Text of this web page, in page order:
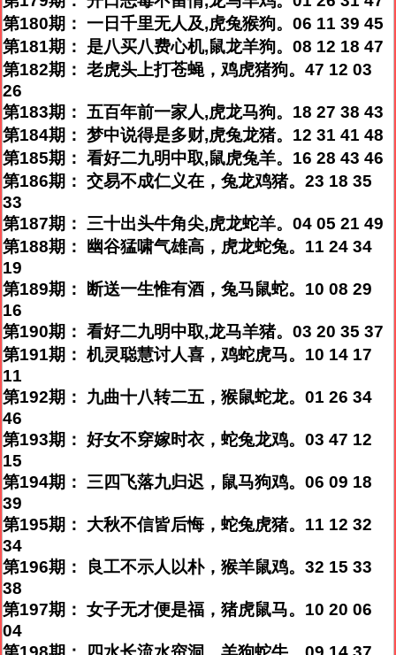
第180期： 一日千里无人及,虎兔猴狗。06 11 39 45
第181期： 是八买八费心机,鼠龙羊狗。08 12 18 47
第182期： 老虎头上打苍蝇，鸡虎猪狗。47 12 03
26
第183期： 五百年前一家人,虎龙马狗。18 27 38 43
第184期： 梦中说得是多财,虎兔龙猪。12 31 41 48
第185期： 看好二九明中取,鼠虎兔羊。16 28 43 46
第186期： 交易不成仁义在，兔龙鸡猪。23 18 35
33
第187期： 三十出头牛角尖,虎龙蛇羊。04 05 21 49
第188期： 幽谷猛啸气雄高，虎龙蛇兔。11 24 34
19
第189期： 断送一生惟有酒，兔马鼠蛇。10 08 29
16
第190期： 看好二九明中取,龙马羊猪。03 20 35 37
第191期： 机灵聪慧讨人喜，鸡蛇虎马。10 14 17
11
第192期： 九曲十八转二五，猴鼠蛇龙。01 26 34
46
第193期： 好女不穿嫁时衣，蛇兔龙鸡。03 47 12
15
第194期： 三四飞落九归迟，鼠马狗鸡。06 09 18
39
第195期： 大秋不信皆后悔，蛇兔虎猪。11 12 32
34
第196期： 良工不示人以朴，猴羊鼠鸡。32 15 33
38
第197期： 女子无才便是福，猪虎鼠马。10 20 06
04